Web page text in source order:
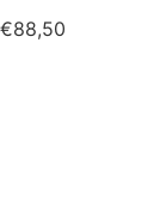
€88,50